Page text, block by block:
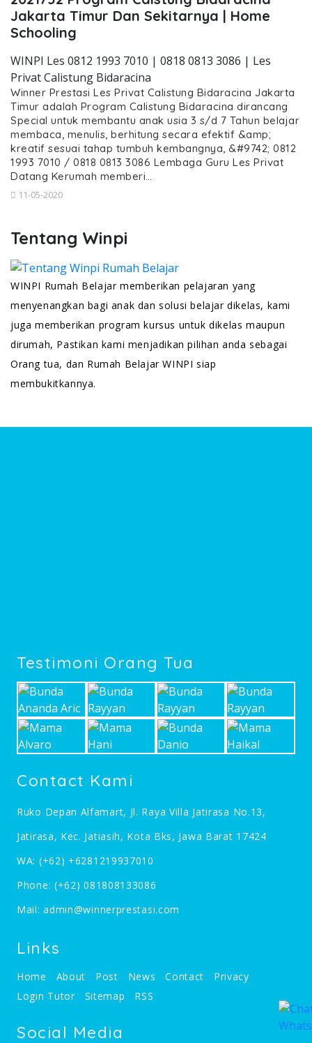
Jakarta Timur Dan Sekitarnya | Home
Schooling
WINPI Les 0812 1993 7010 | 0818 0813 3086 | Les
Privat Calistung Bidaracina
Winner Prestasi Les Privat Calistung Bidaracina Jakarta
Timur adalah Program Calistung Bidaracina dirancang
Special untuk membantu anak usia 3 s/d 7 Tahun belajar
membaca, menulis, berhitung secara efektif &amp;
kreatif sesuai tahap tumbuh kembangnya, &#9742; 0812
1993 7010 / 0818 0813 3086 Lembaga Guru Les Privat
Datang Kerumah memberi…
11-05-2020
Tentang Winpi
WINPI Rumah Belajar memberikan pelajaran yang
menyenangkan bagi anak dan solusi belajar dikelas, kami
juga memberikan program kursus untuk dikelas maupun
dirumah, Pastikan kami menjadikan pilihan anda sebagai
Orang tua, dan Rumah Belajar WINPI siap
membukitkannya.
Testimoni Orang Tua
Contact Kami
Ruko Depan Alfamart, Jl. Raya Villa Jatirasa No.13,
Jatirasa, Kec. Jatiasih, Kota Bks, Jawa Barat 17424
WA: (+62) +6281219937010
Phone: (+62) 081808133086
Mail:admin@winnerprestasi.com
Links
Home About Post News Contact
Privacy
Login Tutor
Sitemap RSS
Social Media